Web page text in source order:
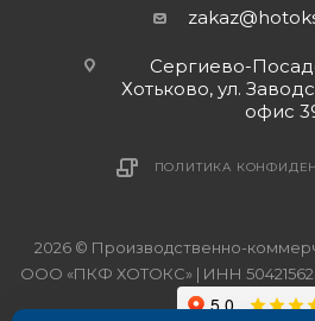
Сергиево-
Хотьково, ул.
офис
ПОЛИТИКА
2026 © Производственно-
ООО «ПКФ ХОТОКС» | ИНН